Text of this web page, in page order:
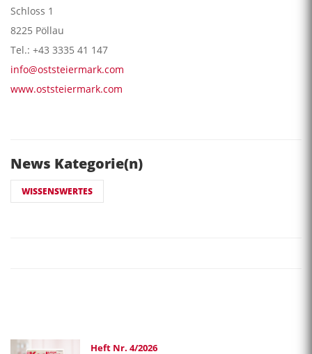
Schloss 1
8225 Pöllau
Tel.: +43 3335 41 147
info@oststeiermark.com
www.oststeiermark.com
News Kategorie(n)
WISSENSWERTES
Heft Nr. 4/2026